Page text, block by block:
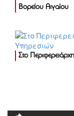
Βορείου Αιγαίου
Στο